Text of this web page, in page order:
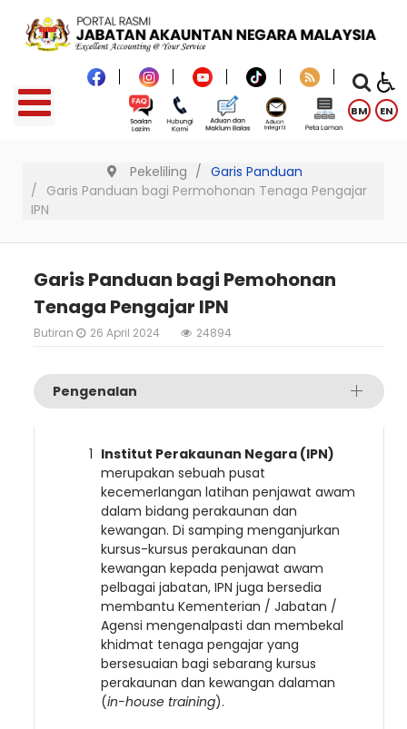
BM EN
Pekeliling
Garis Panduan
Garis Panduan bagi Permohonan Tenaga Pengajar
IPN
Garis Panduan bagi Pemohonan
Tenaga Pengajar IPN
Butiran 26 April 2024 24894
Pengenalan
Institut Perakaunan Negara (IPN)
merupakan sebuah pusat
kecemerlangan latihan penjawat awam
dalam bidang perakaunan dan
kewangan. Di samping menganjurkan
kursus-kursus perakaunan dan
kewangan kepada penjawat awam
pelbagai jabatan, IPN juga bersedia
membantu Kementerian / Jabatan /
Agensi mengenalpasti dan membekal
khidmat tenaga pengajar yang
bersesuaian bagi sebarang kursus
perakaunan dan kewangan dalaman
(in-house training).